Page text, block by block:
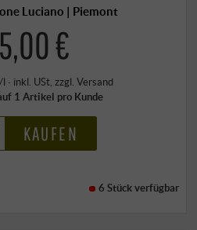
Luciano | Piemont
€
l · inkl. USt, zzgl. Versand
1 Artikel pro Kunde
KAUFEN
6 Stückverfügbar